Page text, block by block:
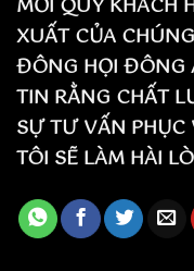
MỜI QUÝ KHÁCH
XUẤT CỦA
ĐÔNG HỌI ĐÔNG
TIN RẰNG CHẤT
SỰ TƯ VẤN
TÔI SẼ LÀM HÀI